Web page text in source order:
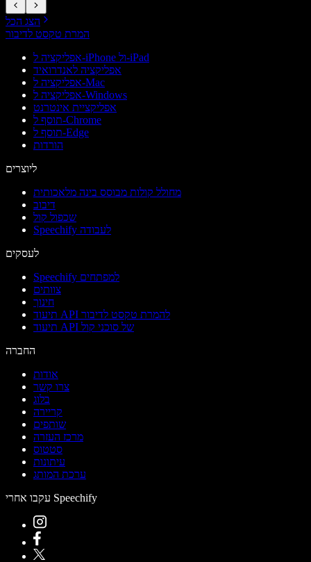
הצג הכל
המרת טקסט לדיבור
אפליקציה ל-iPhone ול-iPad
אפליקציה לאנדרואיד
אפליקציה ל-Mac
אפליקציה ל-Windows
אפליקציית אינטרנט
תוסף ל-Chrome
תוסף ל-Edge
הורדות
ליוצרים
מחולל קולות מבוסס בינה מלאכותית
דיבוב
שכפול קול
Speechify לעבודה
לעסקים
Speechify למפתחים
צוותים
חינוך
תיעוד API להמרת טקסט לדיבור
תיעוד API של סוכני קול
החברה
אודות
צרו קשר
בלוג
קריירה
שותפים
מרכז העזרה
סטטוס
עיתונות
ערכת המותג
עקבו אחרי Speechify